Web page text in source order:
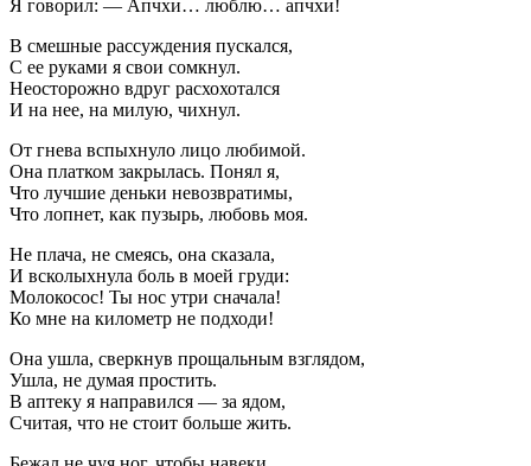
Я говорил: — Апчхи… люблю… апчхи!
В смешные рассуждения пускался,
С ее руками я свои сомкнул.
Неосторожно вдруг расхохотался
И на нее, на милую, чихнул.
От гнева вспыхнуло лицо любимой.
Она платком закрылась. Понял я,
Что лучшие деньки невозвратимы,
Что лопнет, как пузырь, любовь моя.
Не плача, не смеясь, она сказала,
И всколыхнула боль в моей груди:
Молокосос! Ты нос утри сначала!
Ко мне на километр не подходи!
Она ушла, сверкнув прощальным взглядом,
Ушла, не думая простить.
В аптеку я направился — за ядом,
Считая, что не стоит больше жить.